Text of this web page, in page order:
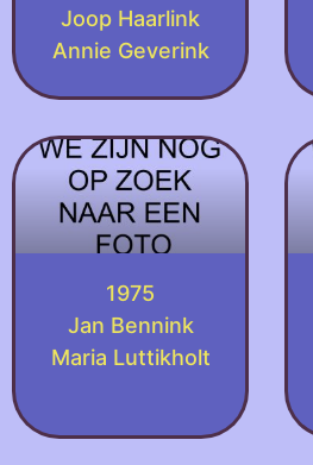
Joop Haarlink
Annie Geverink
1975
Jan Bennink
Maria Luttikholt